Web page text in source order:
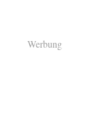
Werbung